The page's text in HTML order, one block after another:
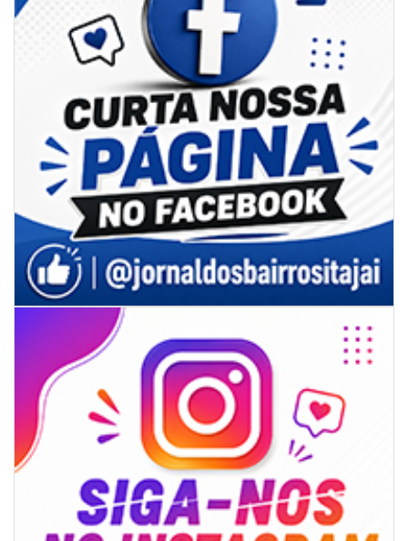
06/08/2026 | 18:18
Programa de IST/Aids e Hepatites Virais faz testagem rápida em frente
ao CIS
GERAL